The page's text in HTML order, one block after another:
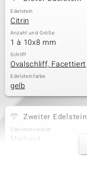
Edelstein
Citrin
Anzahl und Größe
1 à 10x8 mm
Schliff
Ovalschliff, Facettiert
Edelsteinfarbe
gelb
Zweiter Edelstein
Edelsteinvarietät
Markasit